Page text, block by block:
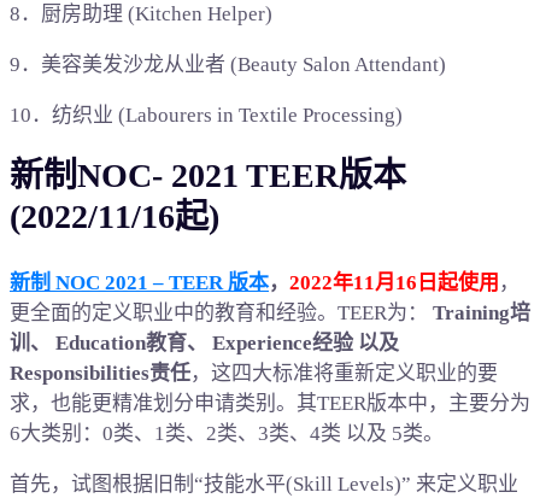
8．厨房助理 (Kitchen Helper)
9．美容美发沙龙从业者 (Beauty Salon Attendant)
10．纺织业 (Labourers in Textile Processing)
新制NOC- 2021 TEER版本
(2022/11/16起)
新制 NOC 2021 – TEER 版本， 2022年11月16日起使用 ，
更全面的定义职业中的教育和经验。TEER为： Training培
训、 Education教育、 Experience经验 以及
Responsibilities责任，这四大标准将重新定义职业的要
求，也能更精准划分申请类别。其TEER版本中，主要分为
6大类别：0类、1类、2类、3类、4类 以及 5类。
首先，试图根据旧制“技能水平(Skill Levels)” 来定义职业